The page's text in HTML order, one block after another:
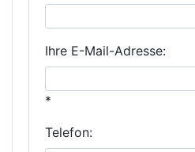
Ihre E-Mail-Adresse:
*
Telefon: